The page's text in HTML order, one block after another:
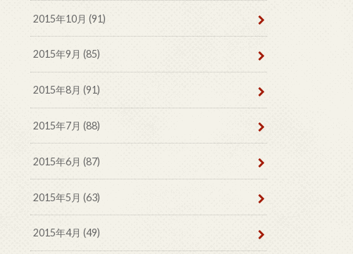
2015年10月 (91)
2015年9月 (85)
2015年8月 (91)
2015年7月 (88)
2015年6月 (87)
2015年5月 (63)
2015年4月 (49)